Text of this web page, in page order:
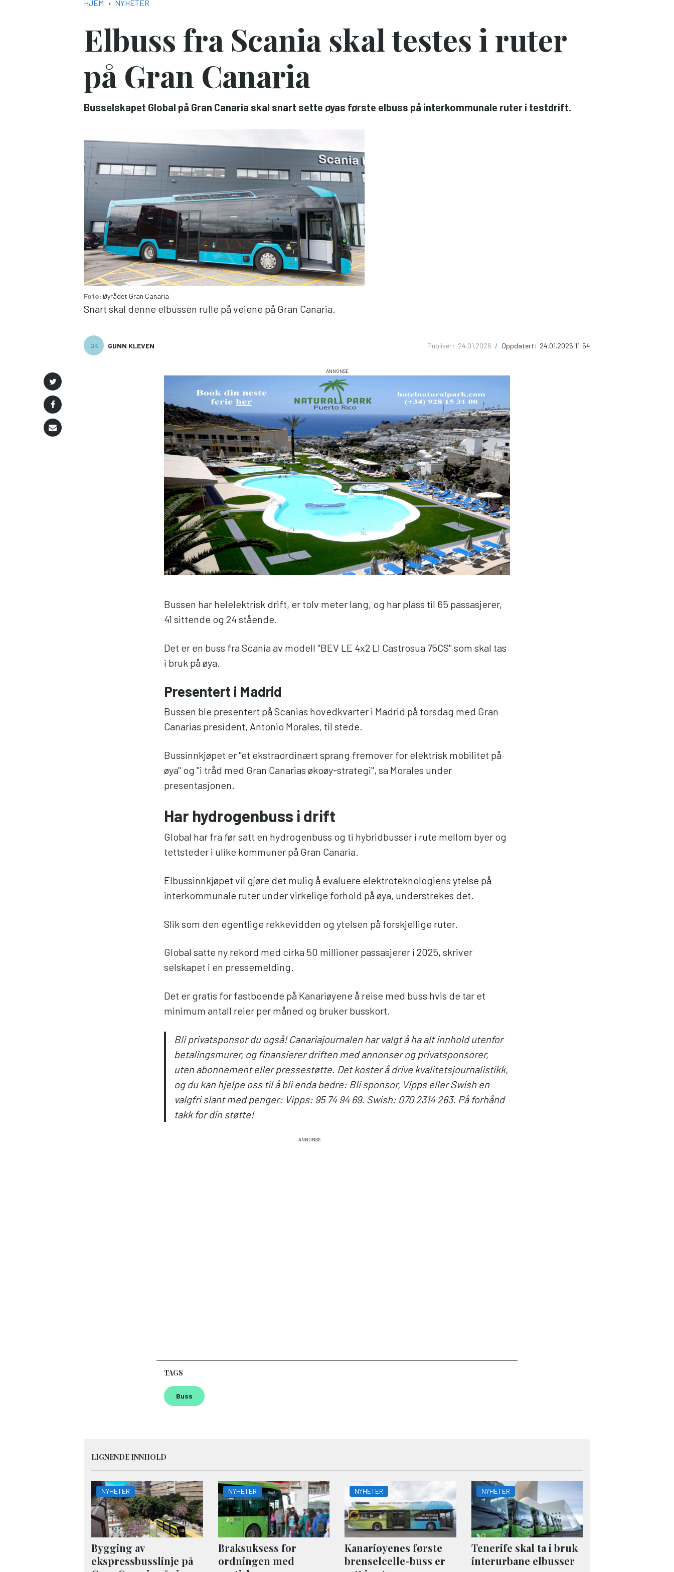
NAVIGASJONSSTI
HJEM NYHETER
Elbuss fra Scania skal testes i ruter
på Gran Canaria
Busselskapet Global på Gran Canaria skal snart sette øyas første elbuss på interkommunale ruter i testdrift.
Foto: Øyrådet Gran Canaria
Snart skal denne elbussen rulle på veiene på Gran Canaria.
GK GUNN KLEVEN Publisert 24.01.2026 / Oppdatert: 24.01.2026 11:54
Bussen har helelektrisk drift, er tolv meter lang, og har plass til 65 passasjerer,
41 sittende og 24 stående.
Det er en buss fra Scania av modell "BEV LE 4x2 LI Castrosua 75CS" som skal tas
i bruk på øya.
Presentert i Madrid
Bussen ble presentert på Scanias hovedkvarter i Madrid på torsdag med Gran
Canarias president, Antonio Morales, til stede.
Bussinnkjøpet er "et ekstraordinært sprang fremover for elektrisk mobilitet på
øya" og "i tråd med Gran Canarias økoøy-strategi", sa Morales under
presentasjonen.
Har hydrogenbuss i drift
Global har fra før satt en hydrogenbuss og ti hybridbusser i rute mellom byer og
tettsteder i ulike kommuner på Gran Canaria.
Elbussinnkjøpet vil gjøre det mulig å evaluere elektroteknologiens ytelse på
interkommunale ruter under virkelige forhold på øya, understrekes det.
Slik som den egentlige rekkevidden og ytelsen på forskjellige ruter.
Global satte ny rekord med cirka 50 millioner passasjerer i 2025, skriver
selskapet i en pressemelding.
Det er gratis for fastboende på Kanariøyene å reise med buss hvis de tar et
minimum antall reier per måned og bruker busskort.
Bli privatsponsor du også! Canariajournalen har valgt å ha alt innhold utenfor
betalingsmurer, og finansierer driften med annonser og privatsponsorer,
uten abonnement eller pressestøtte. Det koster å drive kvalitetsjournalistikk,
og du kan hjelpe oss til å bli enda bedre: Bli sponsor, Vipps eller Swish en
valgfri slant med penger: Vipps: 95 74 94 69. Swish: 070 2314 263. På forhånd
takk for din støtte!
TAGS
Buss
LIGNENDE INNHOLD
NYHETER
Bygging av
ekspressbusslinje på
NYHETER
Braksuksess for
ordningen med
NYHETER
Kanariøyenes første
brenselcelle-buss er
NYHETER
Tenerife skal ta i bruk
interurbane elbusser